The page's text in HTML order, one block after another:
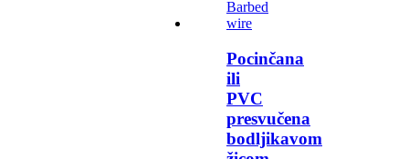
Pocinčana
ili
PVC
presvučena
bodljikavom